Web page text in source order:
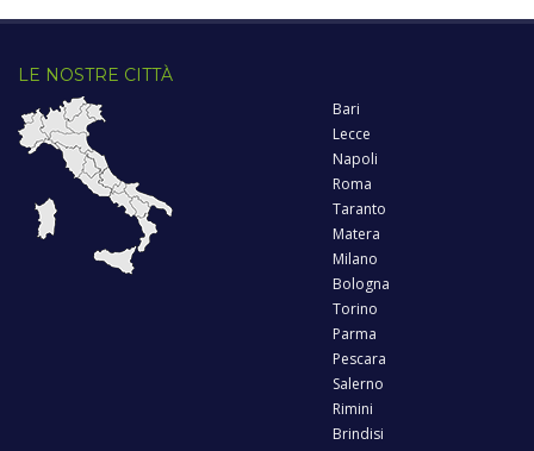
LE NOSTRE CITTÀ
Bari
Lecce
Napoli
Roma
Taranto
Matera
Milano
Bologna
Torino
Parma
Pescara
Salerno
Rimini
Brindisi